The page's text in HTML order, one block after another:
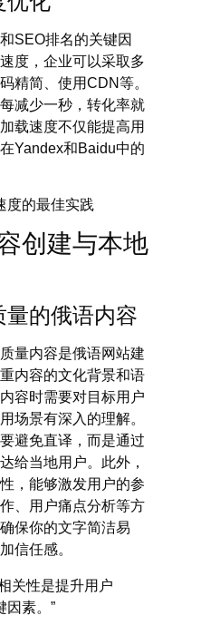
SEO排名的关键因
度，企业可以采取多
码精简、使用CDN等。
减少一秒，转化率就
载速度不仅能提高用
Yandex和Baidu中的
度的最佳实践
创建与本地
的俄语内容
量内容是俄语网站建
内容的文化背景和语
容时需要对目标用户
场景有深入的理解。
避免直译，而是通过
给当地用户。此外，
，能够激发用户的参
、用户痛点分析等方
保你的文字简洁易
信任感。
关性是提升用户
因素。”